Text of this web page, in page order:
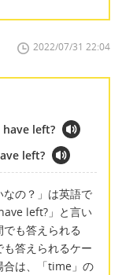
2022/07/31 22:04
left?
left?
なの？」は英語で
left?」と言い
も答えられる
答えられるケー
合は、「time」の